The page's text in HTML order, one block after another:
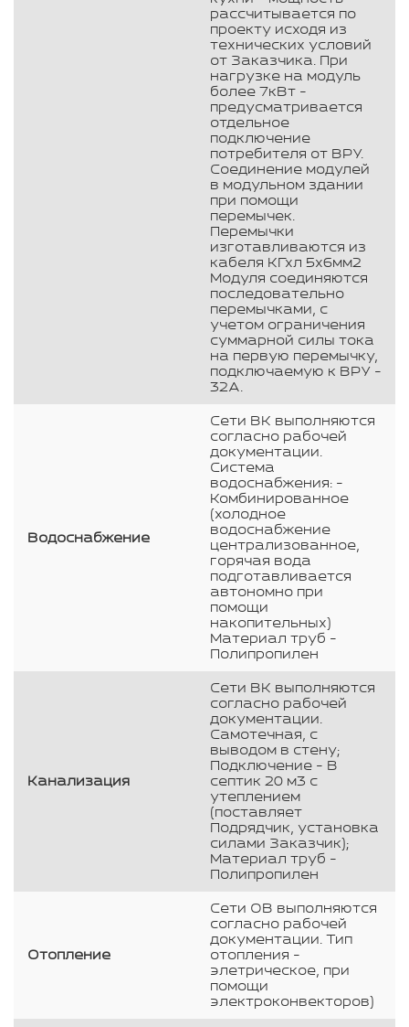
рассчитывается по
проекту исходя из
технических условий
от Заказчика. При
нагрузке на модуль
более 7кВт -
предусматривается
отдельное
подключение
потребителя от ВРУ.
Соединение модулей
в модульном здании
при помощи
перемычек.
Перемычки
изготавливаются из
кабеля КГхл 5х6мм2
Модуля соединяются
последовательно
перемычками, с
учетом ограничения
суммарной силы тока
на первую перемычку,
подключаемую к ВРУ -
32А.
Водоснабжение
Сети ВК выполняются
согласно рабочей
документации.
Система
водоснабжения: -
Комбинированное
(холодное
водоснабжение
централизованное,
горячая вода
подготавливается
автономно при
помощи
накопительных)
Материал труб -
Полипропилен
Канализация
Сети ВК выполняются
согласно рабочей
документации.
Самотечная, с
выводом в стену;
Подключение - В
септик 20 м3 с
утеплением
(поставляет
Подрядчик, установка
силами Заказчик);
Материал труб -
Полипропилен
Отопление
Сети ОВ выполняются
согласно рабочей
документации. Тип
отопления -
элетрическое, при
помощи
электроконвекторов)